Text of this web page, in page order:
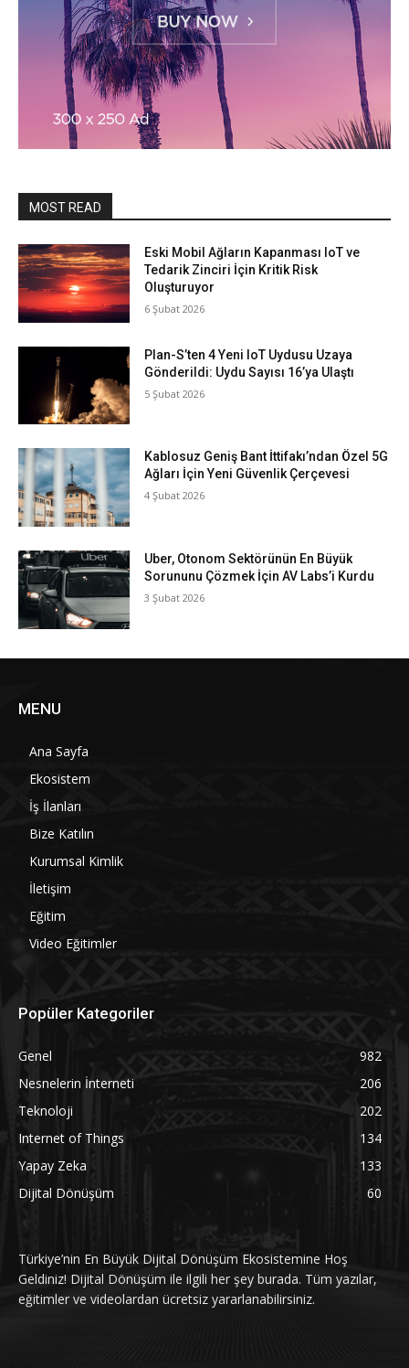
MOST READ
Eski Mobil Ağların Kapanması IoT ve
Tedarik Zinciri İçin Kritik Risk
Oluşturuyor
6 Şubat 2026
Plan-S’ten 4 Yeni IoT Uydusu Uzaya
Gönderildi: Uydu Sayısı 16’ya Ulaştı
5 Şubat 2026
Kablosuz Geniş Bant İttifakı’ndan Özel 5G
Ağları İçin Yeni Güvenlik Çerçevesi
4 Şubat 2026
Uber, Otonom Sektörünün En Büyük
Sorununu Çözmek İçin AV Labs’i Kurdu
3 Şubat 2026
MENU
Ana Sayfa
Ekosistem
İş İlanları
Bize Katılın
Kurumsal Kimlik
İletişim
Eğitim
Video Eğitimler
Popüler Kategoriler
Genel
982
Nesnelerin İnterneti
206
Teknoloji
202
Internet of Things
134
Yapay Zeka
133
Dijital Dönüşüm
60
Türkiye’nin En Büyük Dijital Dönüşüm Ekosistemine Hoş
Geldiniz! Dijital Dönüşüm ile ilgili her şey burada. Tüm yazılar,
eğitimler ve videolardan ücretsiz yararlanabilirsiniz.